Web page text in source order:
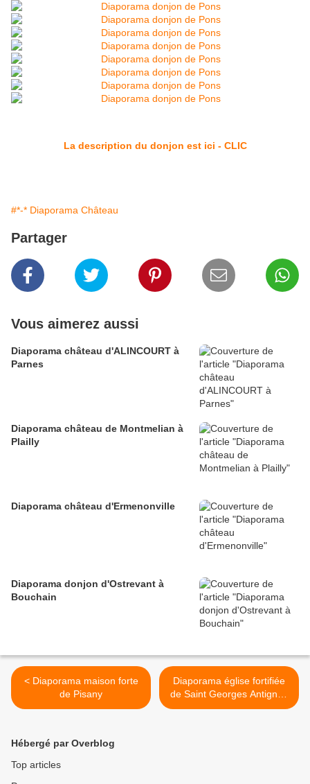
La description du donjon est ici - CLIC
#*-* Diaporama Château
Partager
Vous aimerez aussi
Diaporama château d'ALINCOURT à
Parnes
Diaporama château de Montmelian à
Plailly
Diaporama château d'Ermenonville
Diaporama donjon d'Ostrevant à
Bouchain
< Diaporama maison forte
de Pisany
Diaporama église fortifiée
de Saint Georges Antignac
>
Hébergé par Overblog
Top articles